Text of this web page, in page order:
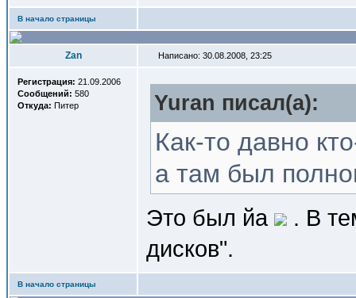
В начало страницы
Zan Написано: 30.08.2008, 23:25
Регистрация: 21.09.2006
Сообщений: 580
Откуда: Питер Yuran писал(a):
Как-то давно
а там был
Это был йа
. В
дисков".
В начало страницы